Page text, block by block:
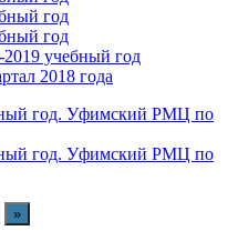
год
год
учебный год
2018 года
год. Уфимский РМЦ по
год. Уфимский РМЦ по